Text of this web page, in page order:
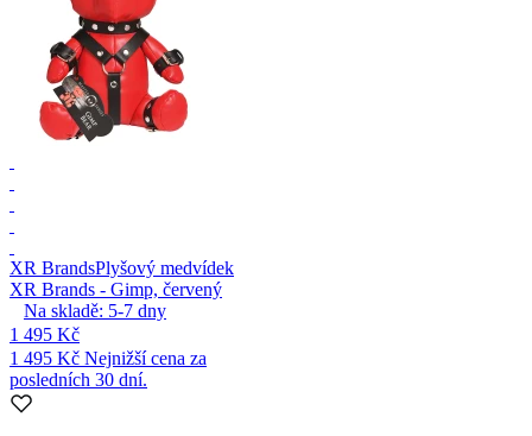
XR BrandsPlyšový medvídek
XR Brands - Gimp, červený
Na skladě: 5-7 dny
1 495 Kč
1 495 Kč Nejnižší cena za
posledních 30 dní.